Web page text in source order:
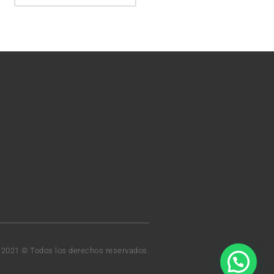
© Todos los derechos reservados.